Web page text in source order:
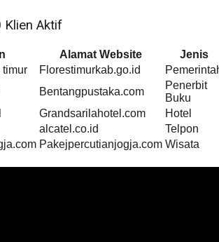
Klien Aktif
Alamat Website
Jenis
timur
Florestimurkab.go.id
Bentangpustaka.com
Penerbit
Buku
Grandsarilahotel.com
Hotel
alcatel.co.id
Telpon
Pakejpercutianjogja.com Wisata